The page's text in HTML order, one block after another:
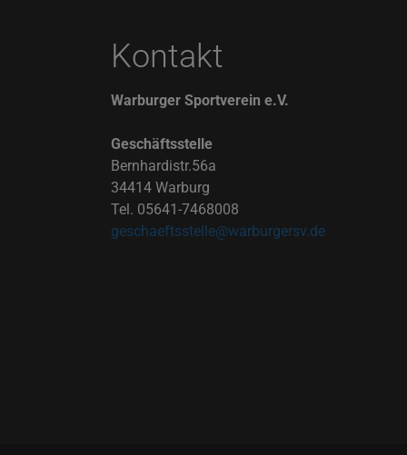
Kontakt
Warburger Sportverein e.V.
Geschäftsstelle
Bernhardistr.56a
34414 Warburg
Tel. 05641-7468008
geschaeftsstelle@warburgersv.de